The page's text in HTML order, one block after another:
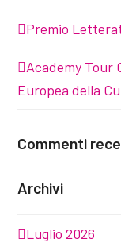
Premio
Academy Tour
Europea della
Commenti
Archivi
Luglio 2026